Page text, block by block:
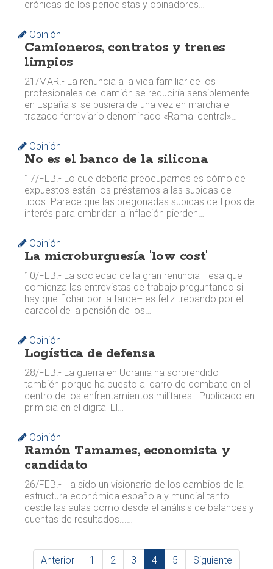
crónicas de los periodistas y opinadores…
Opinión
Camioneros, contratos y trenes
limpios
21/MAR.- La renuncia a la vida familiar de los
profesionales del camión se reduciría sensiblemente
en España si se pusiera de una vez en marcha el
trazado ferroviario denominado «Ramal central»…
Opinión
No es el banco de la silicona
17/FEB.- Lo que debería preocuparnos es cómo de
expuestos están los préstamos a las subidas de
tipos. Parece que las pregonadas subidas de tipos de
interés para embridar la inflación pierden…
Opinión
La microburguesía 'low cost'
10/FEB.- La sociedad de la gran renuncia –esa que
comienza las entrevistas de trabajo preguntando si
hay que fichar por la tarde– es feliz trepando por el
caracol de la pensión de los…
Opinión
Logística de defensa
28/FEB.- La guerra en Ucrania ha sorprendido
también porque ha puesto al carro de combate en el
centro de los enfrentamientos militares... ​​Publicado en
primicia en el digital El…
Opinión
Ramón Tamames, economista y
candidato
26/FEB.- Ha sido un visionario de los cambios de la
estructura económica española y mundial tanto
desde las aulas como desde el análisis de balances y
cuentas de resultados...…
Anterior 1 2 3 4 5 Siguiente